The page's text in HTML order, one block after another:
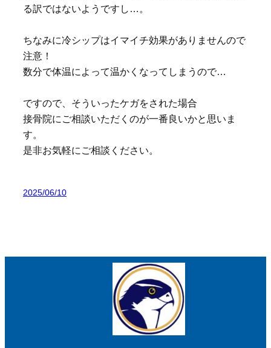
る訳ではないようですし…。
ちなみに冷シップはイマイチ効果がありませんので
注意！
数分で体温によって温かくなってしまうので…
ですので、そういったケガをされた場合
接骨院にご相談いただくのが一番良いかと思いま
す。
是非お気軽にご相談ください。
2025/06/10